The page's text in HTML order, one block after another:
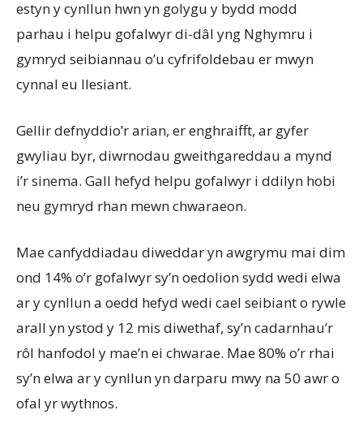
estyn y cynllun hwn yn golygu y bydd modd
parhau i helpu gofalwyr di-dâl yng Nghymru i
gymryd seibiannau o’u cyfrifoldebau er mwyn
cynnal eu llesiant.
Gellir defnyddio’r arian, er enghraifft, ar gyfer
gwyliau byr, diwrnodau gweithgareddau a mynd
i’r sinema. Gall hefyd helpu gofalwyr i ddilyn hobi
neu gymryd rhan mewn chwaraeon.
Mae canfyddiadau diweddar yn awgrymu mai dim
ond 14% o’r gofalwyr sy’n oedolion sydd wedi elwa
ar y cynllun a oedd hefyd wedi cael seibiant o rywle
arall yn ystod y 12 mis diwethaf, sy’n cadarnhau’r
rôl hanfodol y mae’n ei chwarae. Mae 80% o’r rhai
sy’n elwa ar y cynllun yn darparu mwy na 50 awr o
ofal yr wythnos.